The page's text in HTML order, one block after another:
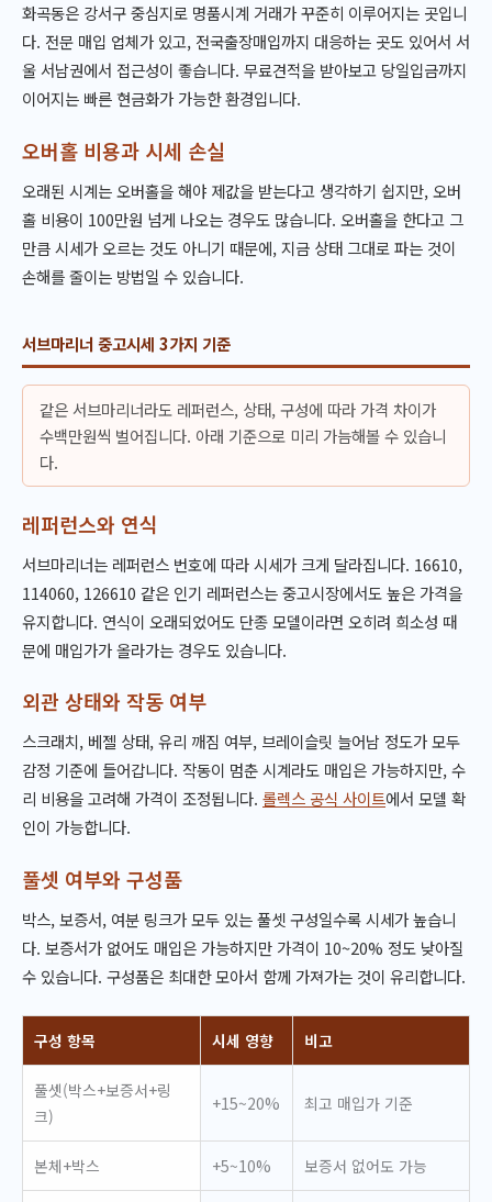
화곡동은 강서구 중심지로 명품시계 거래가 꾸준히 이루어지는 곳입니
다. 전문 매입 업체가 있고, 전국출장매입까지 대응하는 곳도 있어서 서
울 서남권에서 접근성이 좋습니다. 무료견적을 받아보고 당일입금까지
이어지는 빠른 현금화가 가능한 환경입니다.
오버홀 비용과 시세 손실
오래된 시계는 오버홀을 해야 제값을 받는다고 생각하기 쉽지만, 오버
홀 비용이 100만원 넘게 나오는 경우도 많습니다. 오버홀을 한다고 그
만큼 시세가 오르는 것도 아니기 때문에, 지금 상태 그대로 파는 것이
손해를 줄이는 방법일 수 있습니다.
서브마리너 중고시세 3가지 기준
같은 서브마리너라도 레퍼런스, 상태, 구성에 따라 가격 차이가
수백만원씩 벌어집니다. 아래 기준으로 미리 가늠해볼 수 있습니
다.
레퍼런스와 연식
서브마리너는 레퍼런스 번호에 따라 시세가 크게 달라집니다. 16610,
114060, 126610 같은 인기 레퍼런스는 중고시장에서도 높은 가격을
유지합니다. 연식이 오래되었어도 단종 모델이라면 오히려 희소성 때
문에 매입가가 올라가는 경우도 있습니다.
외관 상태와 작동 여부
스크래치, 베젤 상태, 유리 깨짐 여부, 브레이슬릿 늘어남 정도가 모두
감정 기준에 들어갑니다. 작동이 멈춘 시계라도 매입은 가능하지만, 수
리 비용을 고려해 가격이 조정됩니다. 롤렉스 공식 사이트에서 모델 확
인이 가능합니다.
풀셋 여부와 구성품
박스, 보증서, 여분 링크가 모두 있는 풀셋 구성일수록 시세가 높습니
다. 보증서가 없어도 매입은 가능하지만 가격이 10~20% 정도 낮아질
수 있습니다. 구성품은 최대한 모아서 함께 가져가는 것이 유리합니다.
구성 항목 시세 영향 비고
풀셋(박스+보증서+링
크)
+15~20% 최고 매입가 기준
본체+박스 +5~10% 보증서 없어도 가능